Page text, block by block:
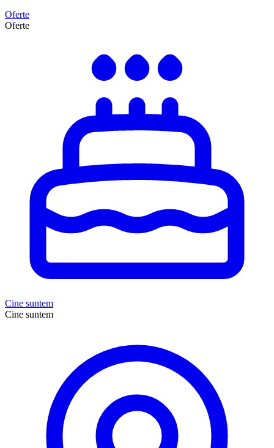
Oferte
Oferte
Cine suntem
Cine suntem